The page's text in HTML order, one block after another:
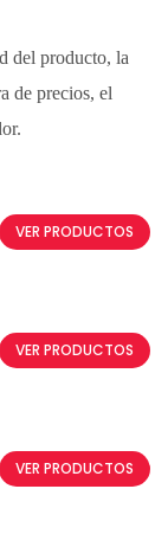
del producto, la
de precios, el
VER PRODUCTOS
VER PRODUCTOS
VER PRODUCTOS